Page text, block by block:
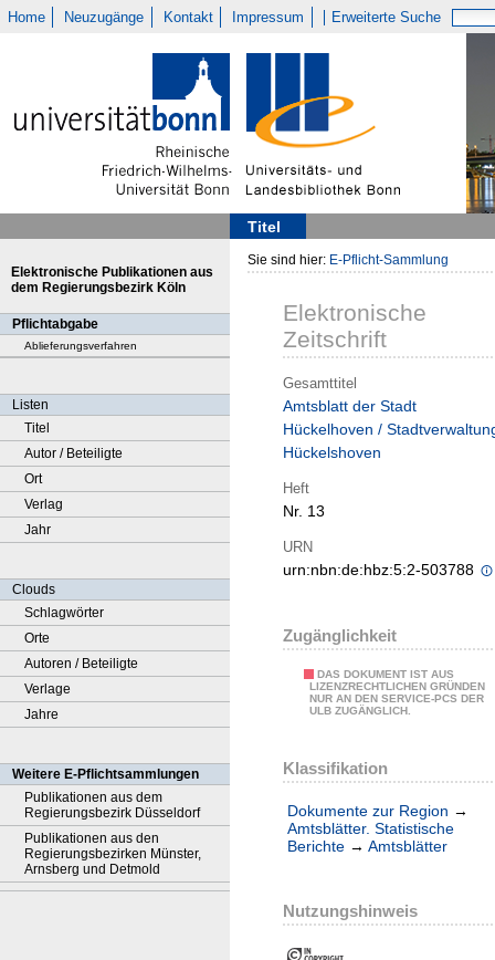
Home Neuzugänge Kontakt Impressum Erweiterte Suche
Titel
Elektronische Publikationen aus
dem Regierungsbezirk Köln
Pflichtabgabe
Ablieferungsverfahren
Listen
Titel
Autor / Beteiligte
Ort
Verlag
Jahr
Clouds
Schlagwörter
Orte
Autoren / Beteiligte
Verlage
Jahre
Weitere E-Pflichtsammlungen
Publikationen aus dem
Regierungsbezirk Düsseldorf
Publikationen aus den
Regierungsbezirken Münster,
Arnsberg und Detmold
Sie sind hier: E-Pflicht-Sammlung
Elektronische
Zeitschrift
Gesamttitel
Amtsblatt der Stadt
Hückelhoven /
Hückelshoven
Heft
Nr. 13
URN
urn:nbn:de:hbz:5:2-503788
Zugänglichkeit
DAS DOKUMENT IST AUS
LIZENZRECHTLICHEN GRÜNDEN
NUR AN DEN SERVICE-PCS DER
ULB ZUGÄNGLICH.
Klassifikation
Dokumente zur Region →
Amtsblätter. Statistische
Berichte → Amtsblätter
Nutzungshinweis